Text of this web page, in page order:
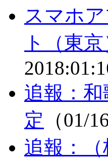
スマホ
ト（東
追報：
定 （01/
追報：